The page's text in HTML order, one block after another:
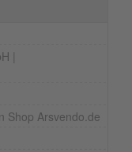
|
Shop Arsvendo.de